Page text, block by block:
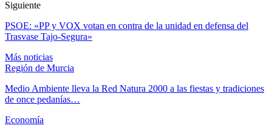
Siguiente
PSOE: «PP y VOX votan en contra de la unidad en defensa del
Trasvase Tajo-Segura»
Más noticias
Región de Murcia
Medio Ambiente lleva la Red Natura 2000 a las fiestas y tradiciones
de once pedanías…
Economía